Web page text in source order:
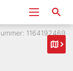
1164192469